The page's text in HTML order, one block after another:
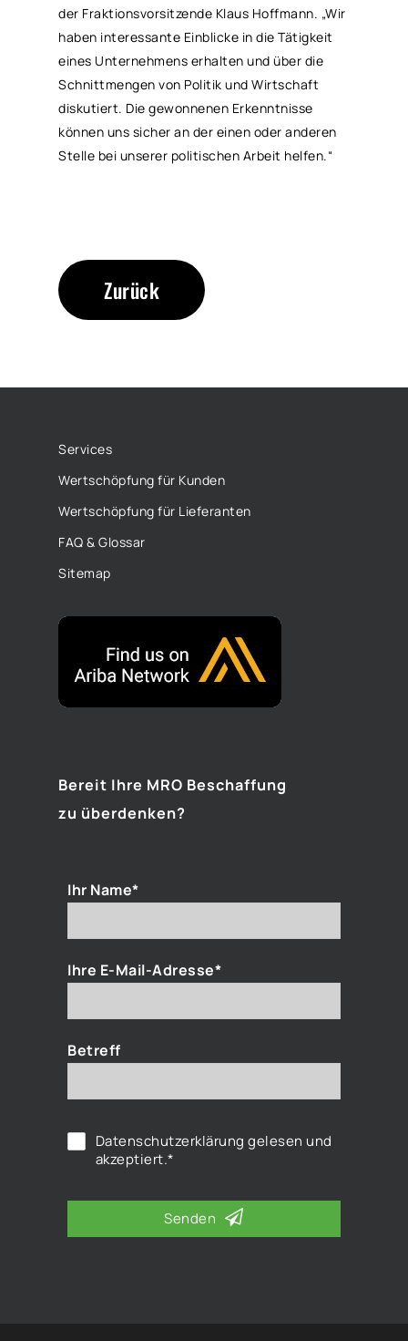
der Fraktionsvorsitzende Klaus Hoffmann. „Wir
haben interessante Einblicke in die Tätigkeit
eines Unternehmens erhalten und über die
Schnittmengen von Politik und Wirtschaft
diskutiert. Die gewonnenen Erkenntnisse
können uns sicher an der einen oder anderen
Stelle bei unserer politischen Arbeit helfen.“
Zurück
Services
Wertschöpfung für Kunden
Wertschöpfung für Lieferanten
FAQ & Glossar
Sitemap
Bereit Ihre MRO Beschaffung
zu überdenken?
Ihr Name*
Ihre E-Mail-Adresse*
Betreff
Datenschutzerklärung gelesen und
akzeptiert.*
Senden